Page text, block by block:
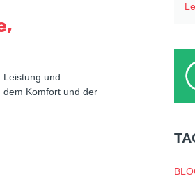
Leistung und
dem Komfort und der